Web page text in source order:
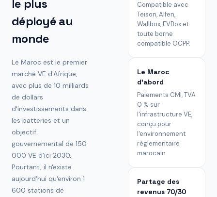
le plus
déployé au
monde
Le Maroc est le premier
marché VE d'Afrique,
avec plus de 10 milliards
de dollars
d'investissements dans
les batteries et un
objectif
gouvernemental de 150
000 VE d'ici 2030.
Pourtant, il n'existe
aujourd'hui qu'environ 1
600 stations de
Compatible avec
Teison, Alfen,
Wallbox, EVBox et
toute borne
compatible OCPP.
Le Maroc
d'abord
Paiements CMI, TVA
0 % sur
l'infrastructure VE,
conçu pour
l'environnement
réglementaire
marocain.
Partage des
revenus 70/30